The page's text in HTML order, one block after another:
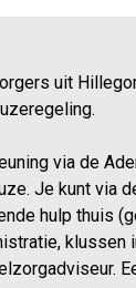
uit
via de
Je kunt via
hulp thuis
klussen